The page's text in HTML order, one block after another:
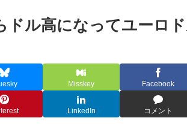
ドル高になってユーロ
Misskey Facebook
LinkedIn コメント